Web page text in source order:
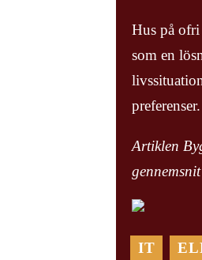
Hus på
som en
preferenser.
Artiklen
IT